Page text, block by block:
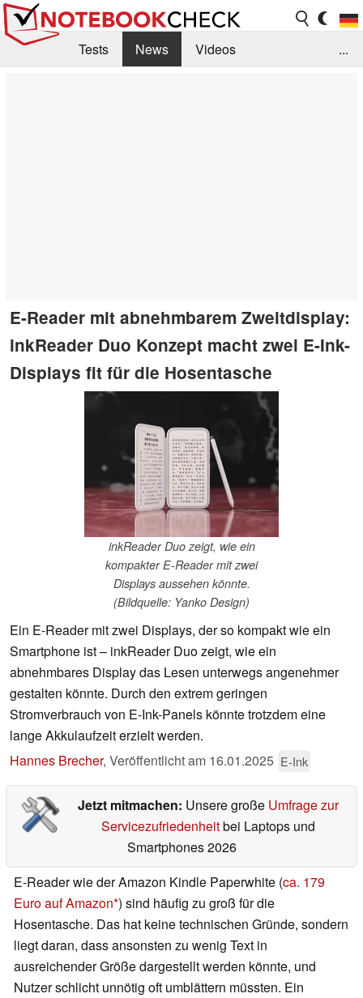
Tests News
Videos
...
E-Reader mit abnehmbarem Zweitdisplay:
inkReader Duo Konzept macht zwei E-Ink-
Displays fit für die Hosentasche
inkReader Duo zeigt, wie ein
kompakter E-Reader mit zwei
Displays aussehen könnte.
(Bildquelle: Yanko Design)
Ein E-Reader mit zwei Displays, der so kompakt wie ein
Smartphone ist – inkReader Duo zeigt, wie ein
abnehmbares Display das Lesen unterwegs angenehmer
gestalten könnte. Durch den extrem geringen
Stromverbrauch von E-Ink-Panels könnte trotzdem eine
lange Akkulaufzeit erzielt werden.
Hannes Brecher, Veröffentlicht am 16.01.2025 E-Ink
Jetzt mitmachen: Unsere große Umfrage zur
Servicezufriedenheitbei Laptops und
Smartphones 2026
E-Reader wie der Amazon Kindle Paperwhite (ca. 179
Euro auf Amazon ) sind häufig zu groß für die
Hosentasche. Das hat keine technischen Gründe, sondern
liegt daran, dass ansonsten zu wenig Text in
ausreichender Größe dargestellt werden könnte, und
Nutzer schlicht unnötig oft umblättern müssten. Ein